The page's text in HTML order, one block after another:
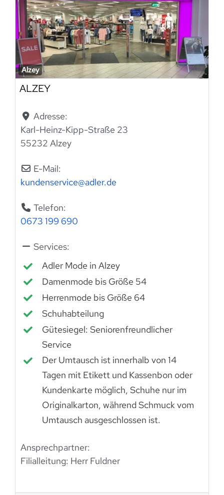
Alzey
ALZEY
Adresse:
Karl-Heinz-Kipp-Straße 23
55232 Alzey
E-Mail:
kundenservice@adler.de
Telefon:
0673 199 690
Services:
Adler Mode in Alzey
Damenmode bis Größe 54
Herrenmode bis Größe 64
Schuhabteilung
Gütesiegel: Seniorenfreundlicher
Service
Der Umtausch ist innerhalb von 14
Tagen mit Etikett und Kassenbon oder
Kundenkarte möglich, Schuhe nur im
Originalkarton, während Schmuck vom
Umtausch ausgeschlossen ist.
Ansprechpartner:
Filialleitung: Herr Fuldner